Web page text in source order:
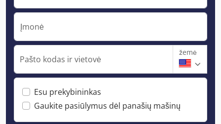
Įmonė
Pašto kodas ir vietovė
žemė
Esu prekybininkas
Gaukite pasiūlymus dėl panašių mašinų